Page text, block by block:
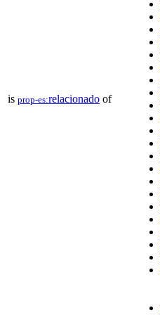
is prop-es:relacionado of